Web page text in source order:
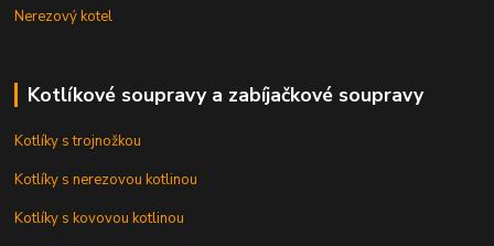
Nerezový kotel
Kotlíkové soupravy a zabíjačkové soupravy
Kotlíky s trojnožkou
Kotlíky s nerezovou kotlinou
Kotlíky s kovovou kotlinou